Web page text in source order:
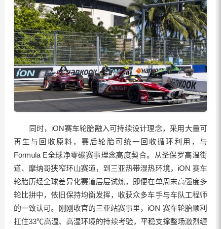
同时，iON赛车轮胎融入可持续设计理念，采用大量可
再生与回收原料，赛后轮胎可统一回收循环利用，与
Formula E全球净零碳赛事理念高度契合。从圣保罗高温街
道、摩纳哥狭窄环山赛道，到三亚热带湿热环境，iON 赛车
轮胎历经全球差异化赛道层层试炼，即便在单周末高强度多
轮比拼中，依旧保持均衡发挥，收获众多车手与车队工程师
的一致认可。刚刚收官的三亚站赛事里，iON 赛车轮胎顺利
扛住33℃高温、高湿环境的持续考验，平稳支撑整场激烈缠